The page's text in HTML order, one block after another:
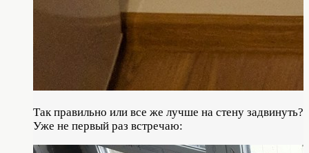
Так правильно или все же лучше на стену задвинуть?
Уже не первый раз встречаю: